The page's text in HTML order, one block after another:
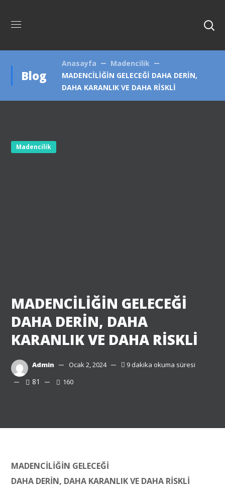
Blog
Anasayfa
Madencilik
MADENCİLİĞİN GELECEĞİ DAHA DERİN,
DAHA KARANLIK VE DAHA RİSKLİ
Madencilik
MADENCİLİĞİN GELECEĞİ
DAHA DERİN, DAHA
KARANLIK VE DAHA RİSKLİ
Admin Ocak 2, 2024 9 dakika okuma süresi
81 160
MADENCİLİĞİN GELECEĞİ
DAHA DERİN, DAHA KARANLIK VE DAHA RİSKLİ